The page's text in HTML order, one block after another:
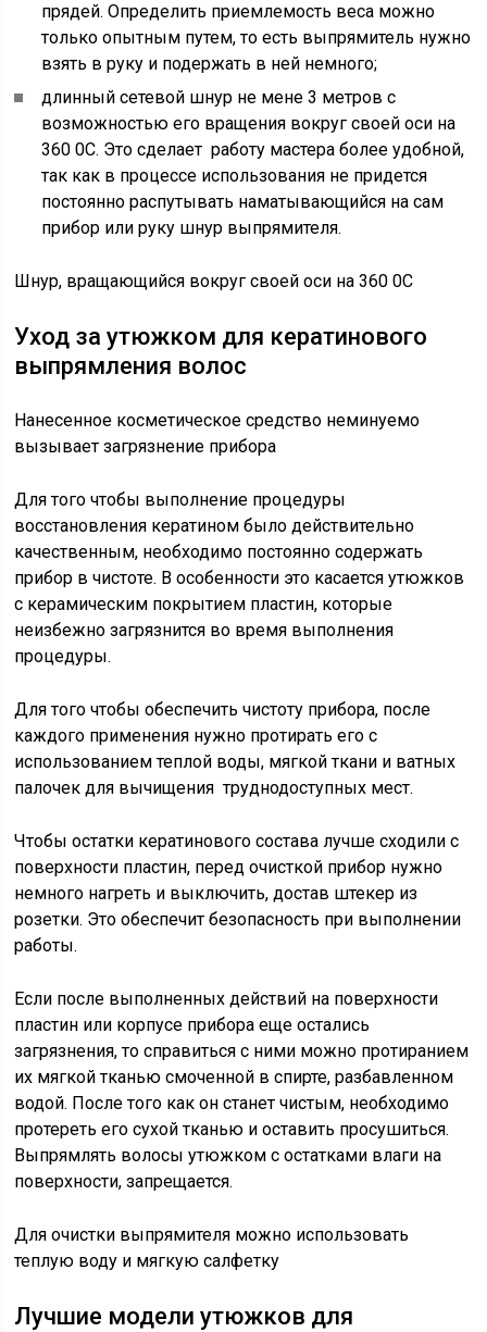
прядей. Определить приемлемость веса можно
только опытным путем, то есть выпрямитель нужно
взять в руку и подержать в ней немного;
длинный сетевой шнур не мене 3 метров с
возможностью его вращения вокруг своей оси на
360 0С. Это сделает работу мастера более удобной,
так как в процессе использования не придется
постоянно распутывать наматывающийся на сам
прибор или руку шнур выпрямителя.
Шнур, вращающийся вокруг своей оси на 360 0С
Уход за утюжком для кератинового
выпрямления волос
Нанесенное косметическое средство неминуемо
вызывает загрязнение прибора
Для того чтобы выполнение процедуры
восстановления кератином было действительно
качественным, необходимо постоянно содержать
прибор в чистоте. В особенности это касается утюжков
с керамическим покрытием пластин, которые
неизбежно загрязнится во время выполнения
процедуры.
Для того чтобы обеспечить чистоту прибора, после
каждого применения нужно протирать его с
использованием теплой воды, мягкой ткани и ватных
палочек для вычищения труднодоступных мест.
Чтобы остатки кератинового состава лучше сходили с
поверхности пластин, перед очисткой прибор нужно
немного нагреть и выключить, достав штекер из
розетки. Это обеспечит безопасность при выполнении
работы.
Если после выполненных действий на поверхности
пластин или корпусе прибора еще остались
загрязнения, то справиться с ними можно протиранием
их мягкой тканью смоченной в спирте, разбавленном
водой. После того как он станет чистым, необходимо
протереть его сухой тканью и оставить просушиться.
Выпрямлять волосы утюжком с остатками влаги на
поверхности, запрещается.
Для очистки выпрямителя можно использовать
теплую воду и мягкую салфетку
Лучшие модели утюжков для